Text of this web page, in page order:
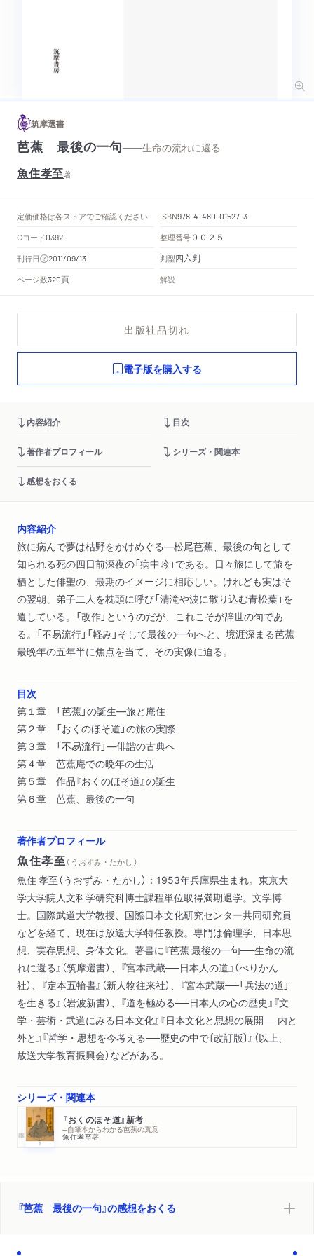
筑摩選書
芭蕉 最後の一句——生命の流れに還る
魚住孝至著
定価価格は各ストアでご確認ください ISBN978-4-480-01527-3
Cコード0392 整理番号 ００２５
刊行日 2011/09/13 判型四六判
ページ数320頁 解説
出版社品切れ
電子版を購入する
内容紹介 目次
著作者プロフィール シリーズ・関連本
感想をおくる
内容紹介
旅に病んで夢は枯野をかけめぐる―松尾芭蕉、最後の句として
知られる死の四日前深夜の「病中吟」である。日々旅にして旅を
栖とした俳聖の、最期のイメージに相応しい。けれども実はそ
の翌朝、弟子二人を枕頭に呼び「清滝や波に散り込む青松葉」を
遺している。「改作」というのだが、これこそが辞世の句であ
る。「不易流行」「軽み」そして最後の一句へと、境涯深まる芭蕉
最晩年の五年半に焦点を当て、その実像に迫る。
目次
第１章 「芭蕉」の誕生―旅と庵住
第２章 「おくのほそ道」の旅の実際
第３章 「不易流行」―俳諧の古典へ
第４章 芭蕉庵での晩年の生活
第５章 作品『おくのほそ道』の誕生
第６章 芭蕉、最後の一句
著作者プロフィール
魚住孝至（ うおずみ・たかし ）
魚住 孝至（うおずみ・たかし）：1953年兵庫県生まれ。東京大
学大学院人文科学研究科博士課程単位取得満期退学。文学博
士。国際武道大学教授、国際日本文化研究センター共同研究員
などを経て、現在は放送大学特任教授。専門は倫理学、日本思
想、実存思想、身体文化。著書に『芭蕉 最後の一句──生命の流
れに還る』（筑摩選書）、『宮本武蔵──日本人の道』（ぺりかん
社）、『定本五輪書』（新人物往来社）、『宮本武蔵──「兵法の道」
を生きる』（岩波新書）、『道を極める──日本人の心の歴史』『文
学・芸術・武道にみる日本文化』『日本文化と思想の展開──内と
外と』『哲学・思想を今考える──歴史の中で〔改訂版〕』（以上、
放送大学教育振興会）などがある。
シリーズ・関連本
『おくのほそ道』新考
─自筆本からわかる芭蕉の真意
魚住孝至著
『芭蕉 最後の一句』の感想をおくる